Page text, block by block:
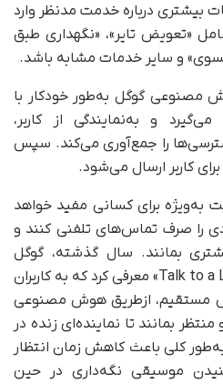
بیشتری درباره خدمت مدنظر وارد
«تعویض تایر»، «نگهداری طبق
و سایر خدمات مشابه باشد.
مصنوعی گوگل به‌طور خودکار با
و به‌نمایندگی از کاربر،
را جمع‌آوری می‌کند. سپس
کاربر ارسال می‌شود.
به‌ویژه برای کسانی مفید خواهد
را صرف تماس‌های تلفنی کنند و
بمانند. سال گذشته، گوگل
ویژگی دیگری با نام «Talk to a Live Rep» معرفی کرد که به کاربران
مستقیم، ازطریق هوش مصنوعی
بمانند تا نماینده‌ای زنده در
کلی باعث کاهش زمان انتظار
موسیقی نگه‌داری در حین